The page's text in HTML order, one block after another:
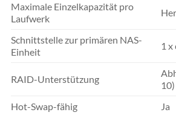
Maximale Einzelkapazität pro
Laufwerk
Schnittstelle zur primären NAS-
Einheit
1 x
RAID-Unterstützung
10)
Hot-Swap-fähig
Ja